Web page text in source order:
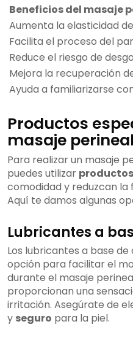
Beneficios del masaje
Aumenta la elasticidad
Facilita el proceso del
Reduce el riesgo de
Mejora la recuperación
Ayuda a familiarizarse
Productos
masaje
Para realizar un masaje
puedes utilizar productos
comodidad y reduzcan la
Aquí te damos algunas
Lubricantes a
Los lubricantes a base
opción para facilitar el
durante el masaje
proporcionan una
irritación. Asegúrate de
y seguro para la piel.